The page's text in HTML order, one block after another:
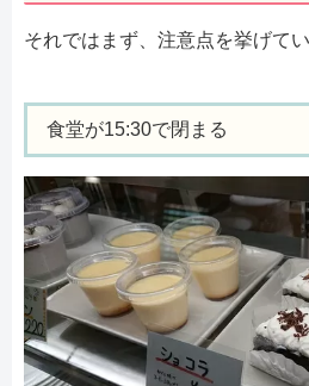
それではまず、注意点を挙げてい
食堂が15:30で閉まる